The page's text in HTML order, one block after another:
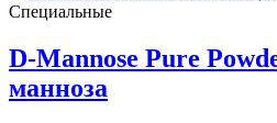
Специальные
D-Mannose Pure
манноза